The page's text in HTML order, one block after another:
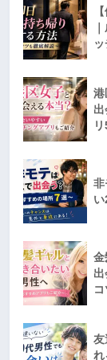
港
非
金
友
れ